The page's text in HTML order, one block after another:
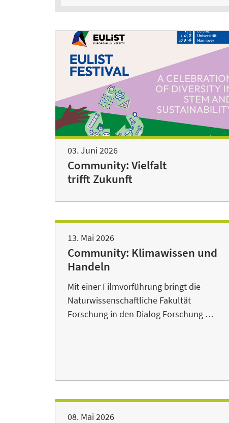
03. Juni 2026
Community: Vielfalt
trifft Zukunft
13. Mai 2026
Community: Klimawissen und
Handeln
Mit einer Filmvorführung bringt die
Naturwissenschaftliche Fakultät
Forschung in den Dialog Forschung …
08. Mai 2026